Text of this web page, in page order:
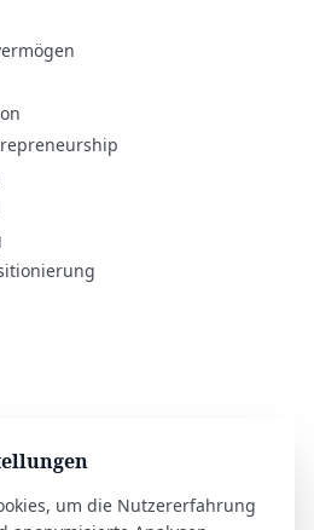
um die Nutzererfahrung